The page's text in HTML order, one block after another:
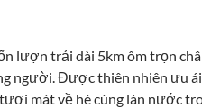
lượn trải dài 5km ôm trọn
người. Được thiên nhiên ưu
mát về hè cùng làn nước